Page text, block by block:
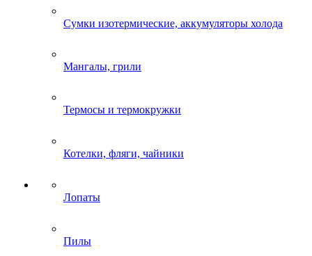
Сумки изотермические, аккумуляторы холода
Мангалы, грили
Термосы и термокружки
Котелки, фляги, чайники
Лопаты
Пилы